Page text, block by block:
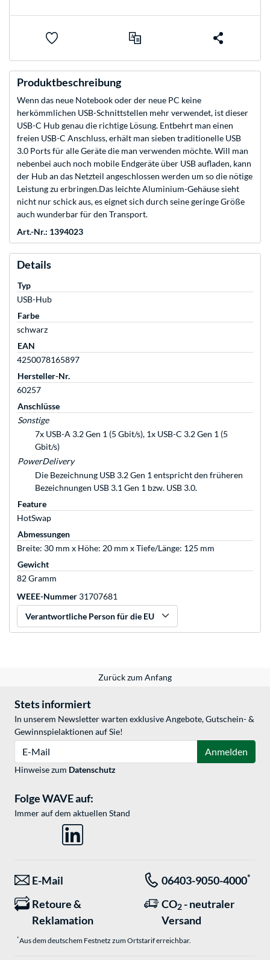
Produktbeschreibung
Wenn das neue Notebook oder der neue PC keine
herkömmlichen USB-Schnittstellen mehr verwendet, ist dieser
USB-C Hub genau die richtige Lösung. Entbehrt man einen
freien USB-C Anschluss, erhält man sieben traditionelle USB
3.0 Ports für alle Geräte die man verwenden möchte. Will man
nebenbei auch noch mobile Endgeräte über USB aufladen, kann
der Hub an das Netzteil angeschlossen werden um so die nötige
Leistung zu erbringen.Das leichte Aluminium-Gehäuse sieht
nicht nur schick aus, es eignet sich durch seine geringe Größe
auch wunderbar für den Transport.
Art.-Nr.: 1394023
Details
Typ
USB-Hub
Farbe
schwarz
EAN
4250078165897
Hersteller-Nr.
60257
Anschlüsse
Sonstige
7x USB-A 3.2 Gen 1 (5 Gbit/s), 1x USB-C 3.2 Gen 1 (5
Gbit/s)
PowerDelivery
Die Bezeichnung USB 3.2 Gen 1 entspricht den früheren
Bezeichnungen USB 3.1 Gen 1 bzw. USB 3.0.
Feature
HotSwap
Abmessungen
Breite: 30 mm x Höhe: 20 mm x Tiefe/Länge: 125 mm
Gewicht
82 Gramm
WEEE-Nummer 31707681
Verantwortliche Person für die EU
Zurück zum Anfang
Stets informiert
In unserem Newsletter warten exklusive Angebote, Gutschein- &
Gewinnspielaktionen auf Sie!
Anmelden
Hinweise zum Datenschutz
Folge WAVE auf:
Immer auf dem aktuellen Stand
E-Mail 06403-9050-4000*
Retoure &
Reklamation
CO2 - neutraler
Versand
*Aus dem deutschem Festnetz zum Ortstarif erreichbar.